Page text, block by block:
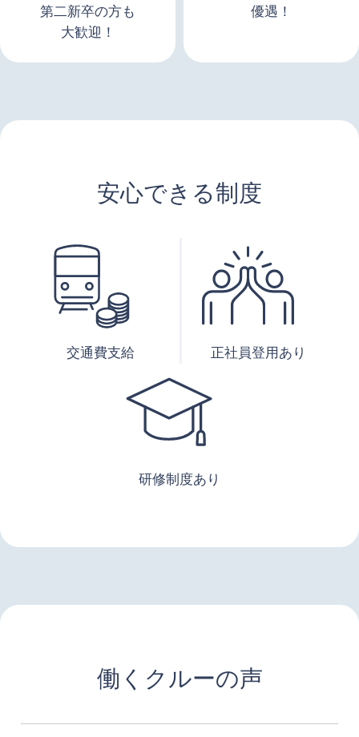
第二新卒の方も
大歓迎！
優遇！
安心できる制度
交通費支給 正社員登用あり
研修制度あり
働くクルーの声